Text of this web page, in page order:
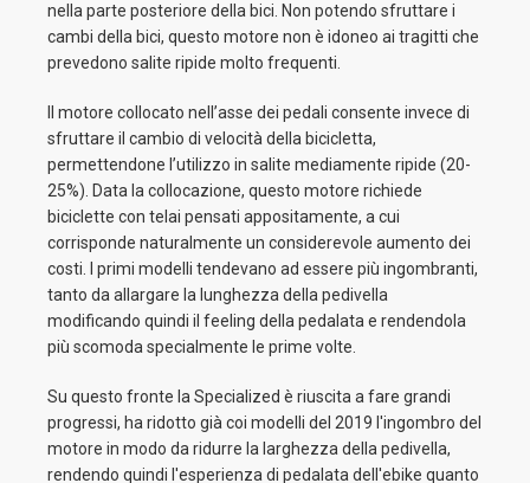
nella parte posteriore della bici. Non potendo sfruttare i
cambi della bici, questo motore non è idoneo ai tragitti che
prevedono salite ripide molto frequenti.
Il motore collocato nell’asse dei pedali consente invece di
sfruttare il cambio di velocità della bicicletta,
permettendone l’utilizzo in salite mediamente ripide (20-
25%). Data la collocazione, questo motore richiede
biciclette con telai pensati appositamente, a cui
corrisponde naturalmente un considerevole aumento dei
costi. I primi modelli tendevano ad essere più ingombranti,
tanto da allargare la lunghezza della pedivella
modificando quindi il feeling della pedalata e rendendola
più scomoda specialmente le prime volte.
Su questo fronte la Specialized è riuscita a fare grandi
progressi, ha ridotto già coi modelli del 2019 l'ingombro del
motore in modo da ridurre la larghezza della pedivella,
rendendo quindi l'esperienza di pedalata dell'ebike quanto